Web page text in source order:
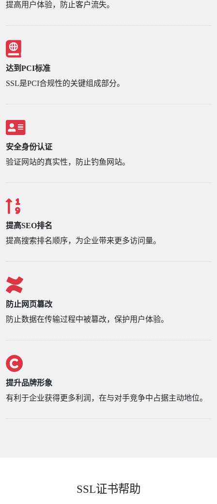
提高用户体验，防止客户流失。
达到PCI标准
SSL是PCI合规性的关键组成部分。
安全身份认证
验证网站的真实性，防止钓鱼网站。
提高SEO排名
提高搜索排名顺序，为企业带来更多访问量。
防止网页篡改
防止数据在传输过程中被篡改，保护用户体验。
提升品牌形象
有利于企业获得更多利润，在与对手竞争中占据主动地位。
SSL证书帮助